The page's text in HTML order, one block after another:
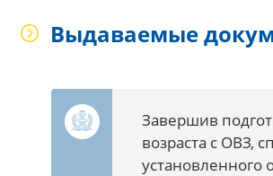
Выдаваемые
Завершив
возраста с ОВЗ,
установленного